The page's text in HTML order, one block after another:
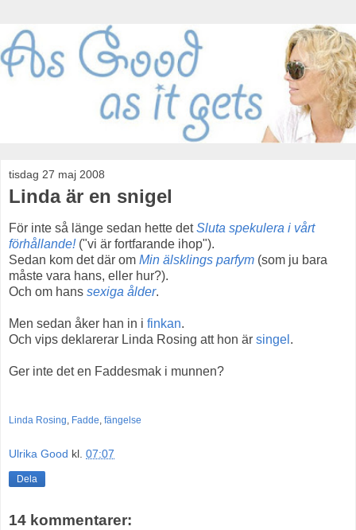
tisdag 27 maj 2008
Linda är en snigel
För inte så länge sedan hette detSluta spekulera i vårt
förhållande!("vi är fortfarande ihop").
Sedan kom det där om Min älsklings parfym (som ju bara
måste vara hans, eller hur?).
Och om hans sexiga ålder.
Men sedan åker han in i finkan.
Och vips deklarerar Linda Rosing att hon är singel .
Ger inte det en Faddesmak i munnen?
Linda Rosing, Fadde, fängelse
Ulrika Good kl. 07:07
Dela
14 kommentarer: